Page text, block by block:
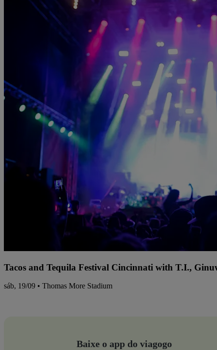
Tacos and Tequila Festival Cincinnati with T.I.,
sáb, 19/09 • Thomas More Stadium
Baixe o app do viagogo